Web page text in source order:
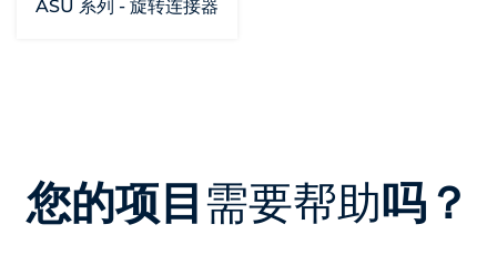
ASU 系列 - 旋转连接器
您的项目需要帮助吗？